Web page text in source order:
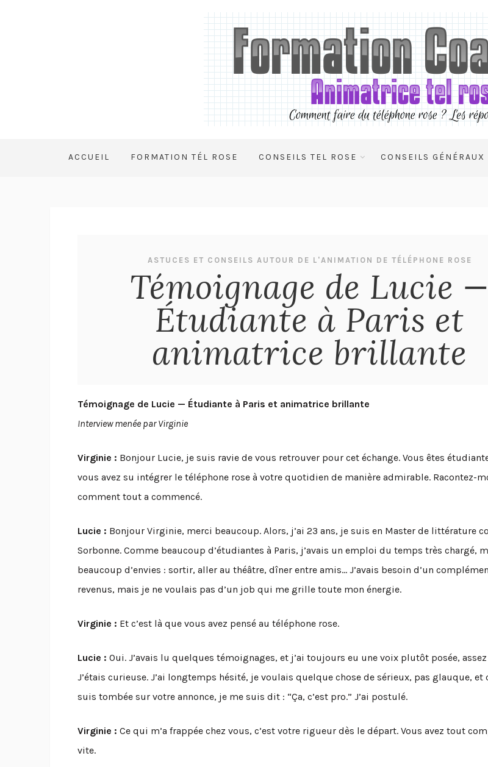
ACCUEIL FORMATION TÉL ROSE CONSEILS TEL ROSE CONSEILS GÉNÉRAUX
ASTUCES ET CONSEILS AUTOUR DE L'ANIMATION DE TÉLÉPHONE ROSE
Témoignage de Lucie —
Étudiante à Paris et
animatrice brillante
Témoignage de Lucie — Étudiante à Paris et animatrice brillante
Interview menée par Virginie
Virginie : Bonjour Lucie, je suis ravie de vous retrouver pour cet échange. Vous êtes
vous avez su intégrer le téléphone rose à votre quotidien de manière admirable. Racontez-
comment tout a commencé.
Lucie : Bonjour Virginie, merci beaucoup. Alors, j’ai 23 ans, je suis en Master de littérature
Sorbonne. Comme beaucoup d’étudiantes à Paris, j’avais un emploi du temps très chargé,
beaucoup d’envies : sortir, aller au théâtre, dîner entre amis… J’avais besoin d’un
revenus, mais je ne voulais pas d’un job qui me grille toute mon énergie.
Virginie : Et c’est là que vous avez pensé au téléphone rose.
Lucie : Oui. J’avais lu quelques témoignages, et j’ai toujours eu une voix plutôt posée,
J’étais curieuse. J’ai longtemps hésité, je voulais quelque chose de sérieux, pas glauque, et
suis tombée sur votre annonce, je me suis dit : “Ça, c’est pro.” J’ai postulé.
Virginie : Ce qui m’a frappée chez vous, c’est votre rigueur dès le départ. Vous avez tout
vite.